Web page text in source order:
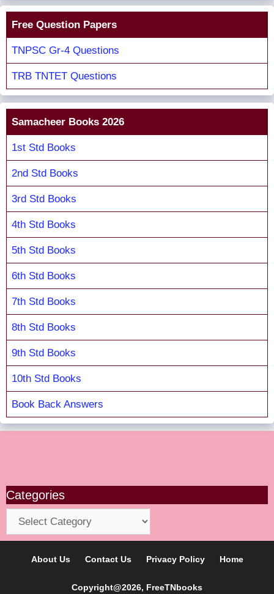
Free Question Papers
TNPSC Gr-4 Questions
TRB TNTET Questions
Samacheer Books 2026
1st Std Books
2nd Std Books
3rd Std Books
4th Std Books
5th Std Books
6th Std Books
7th Std Books
8th Std Books
9th Std Books
10th Std Books
Book Back Answers
Categories
Categories
About Us Contact Us Privacy Policy Home
Copyright@2026, FreeTNbooks